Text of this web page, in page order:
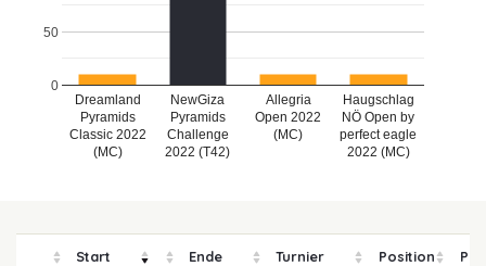
Dreamland
Pyramids
Classic 2022
(MC)
NewGiza
Pyramids
Challenge
2022 (T42)
Allegria
Open 2022
(MC)
Haugschlag
NÖ Open by
perfect eagle
2022 (MC)
0
50
Start Ende Turnier Position